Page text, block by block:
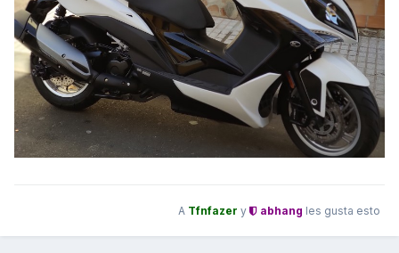
Unas cuantas mas.....
A Tfnfazer y abhang les gusta esto